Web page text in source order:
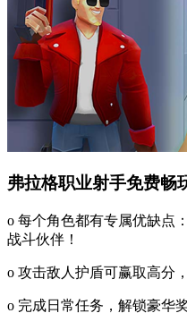
弗拉格职业射手免费畅
o 每个角色都有专属优缺点
战斗伙伴！
o 攻击敌人护盾可赢取高分
o 完成日常任务，解锁豪华